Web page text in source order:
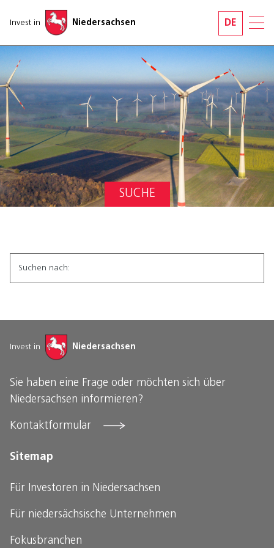
Navigation überspringen
Invest in Niedersachsen DE
SUCHE
Suchformular
Suchen nach:
Invest in Niedersachsen
Sie haben eine Frage oder möchten sich über
Niedersachsen informieren?
Kontaktformular
Sitemap
Für Investoren in Niedersachsen
Für niedersächsische Unternehmen
Fokusbranchen